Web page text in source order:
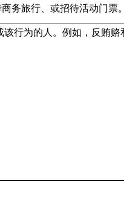
务旅行、或招待活动门票。
行为的人。例如，反贿赂